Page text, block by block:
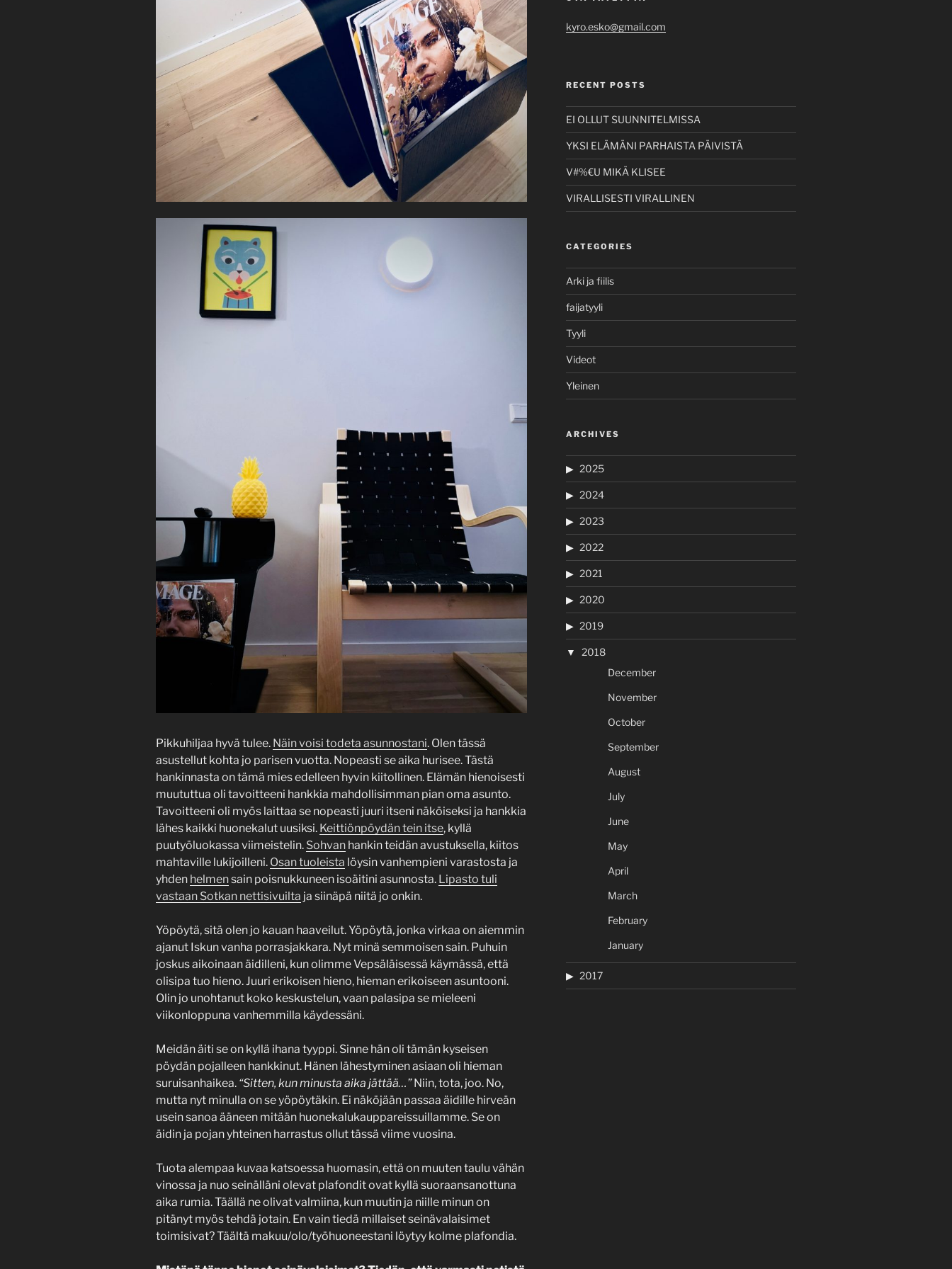
Pikkuhiljaa hyvä tulee. Näin voisi todeta asunnostani. Olen tässä
asustellut kohta jo parisen vuotta. Nopeasti se aika hurisee. Tästä
hankinnasta on tämä mies edelleen hyvin kiitollinen. Elämän hienoisesti
muututtua oli tavoitteeni hankkia mahdollisimman pian oma asunto.
Tavoitteeni oli myös laittaa se nopeasti juuri itseni näköiseksi ja hankkia
lähes kaikki huonekalut uusiksi. Keittiönpöydän tein itse, kyllä
puutyöluokassa viimeistelin. Sohvan hankin teidän avustuksella, kiitos
mahtaville lukijoilleni. Osan tuoleista löysin vanhempieni varastosta ja
yhden helmensain poisnukkuneen isoäitini asunnosta. Lipasto tuli
vastaan Sotkan nettisivuilta ja siinäpä niitä jo onkin.
Yöpöytä, sitä olen jo kauan haaveilut. Yöpöytä, jonka virkaa on aiemmin
ajanut Iskun vanha porrasjakkara. Nyt minä semmoisen sain. Puhuin
joskus aikoinaan äidilleni, kun olimme Vepsäläisessä käymässä, että
olisipa tuo hieno. Juuri erikoisen hieno, hieman erikoiseen asuntooni.
Olin jo unohtanut koko keskustelun, vaan palasipa se mieleeni
viikonloppuna vanhemmilla käydessäni.
Meidän äiti se on kyllä ihana tyyppi. Sinne hän oli tämän kyseisen
pöydän pojalleen hankkinut. Hänen lähestyminen asiaan oli hieman
suruisanhaikea. “Sitten, kun minusta aika jättää…”Niin, tota, joo. No,
mutta nyt minulla on se yöpöytäkin. Ei näköjään passaa äidille hirveän
usein sanoa ääneen mitään huonekalukauppareissuillamme. Se on
äidin ja pojan yhteinen harrastus ollut tässä viime vuosina.
Tuota alempaa kuvaa katsoessa huomasin, että on muuten taulu vähän
vinossa ja nuo seinälläni olevat plafondit ovat kyllä suoraansanottuna
aika rumia. Täällä ne olivat valmiina, kun muutin ja niille minun on
pitänyt myös tehdä jotain. En vain tiedä millaiset seinävalaisimet
toimisivat? Täältä makuu/olo/työhuoneestani löytyy kolme plafondia.
kyro.esko@gmail.com
RECENT POSTS
EI OLLUT SUUNNITELMISSA
YKSI ELÄMÄNI PARHAISTA PÄIVISTÄ
V#%€U MIKÄ KLISEE
VIRALLISESTI VIRALLINEN
CATEGORIES
Arki ja fiilis
faijatyyli
Tyyli
Videot
Yleinen
ARCHIVES
2025
2024
2023
2022
2021
2020
2019
2018
December
November
October
September
August
July
June
May
April
March
February
January
2017